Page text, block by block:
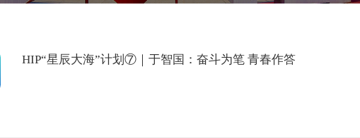
HIP“星辰大海”计划⑦｜于智国：奋斗为笔 青春作答